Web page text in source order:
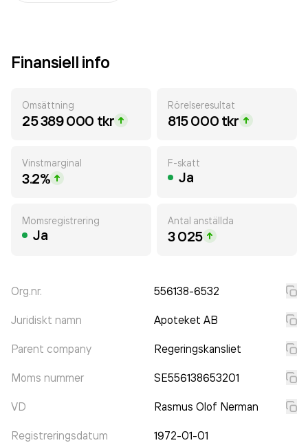
Finansiell info
Omsättning
25 389 000 tkr
Rörelseresultat
815 000 tkr
Vinstmarginal
3.2%
F-skatt
Ja
Momsregistrering
Ja
Antal anställda
3 025
Org.nr. 556138-6532
Juridiskt namn Apoteket AB
Parent company Regeringskansliet
Moms nummer SE556138653201
VD Rasmus Olof Nerman
Registreringsdatum 1972-01-01